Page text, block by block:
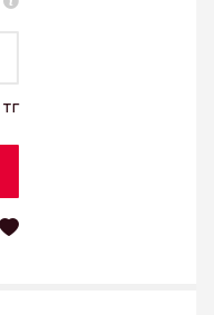
тг